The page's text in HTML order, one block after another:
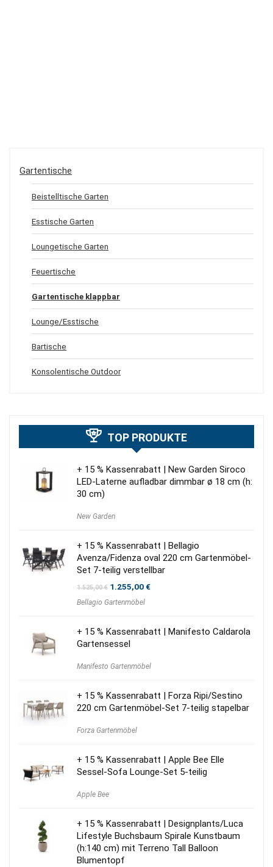
Gartentische
Beistelltische Garten
Esstische Garten
Loungetische Garten
Feuertische
Gartentische klappbar
Lounge/Esstische
Bartische
Konsolentische Outdoor
TOP PRODUKTE
+ 15 % Kassenrabatt | New Garden Siroco
LED-Laterne aufladbar dimmbar ø 18 cm (h:
30 cm)
New Garden
+ 15 % Kassenrabatt | Bellagio
Avenza/Fidenza oval 220 cm Gartenmöbel-
Set 7-teilig verstellbar
1.525,00€ Ursprünglicher
war:
1.255,00€Aktueller
Bellagio Gartenmöbel
+ 15 % Kassenrabatt | Manifesto Caldarola
Gartensessel
Manifesto Gartenmöbel
+ 15 % Kassenrabatt | Forza Ripi/Sestino
220 cm Gartenmöbel-Set 7-teilig stapelbar
Forza Gartenmöbel
+ 15 % Kassenrabatt | Apple Bee Elle
Sessel-Sofa Lounge-Set 5-teilig
Apple Bee
+ 15 % Kassenrabatt | Designplants/Luca
Lifestyle Buchsbaum Spirale Kunstbaum
(h:140 cm) mit Terreno Tall Balloon
Blumentopf